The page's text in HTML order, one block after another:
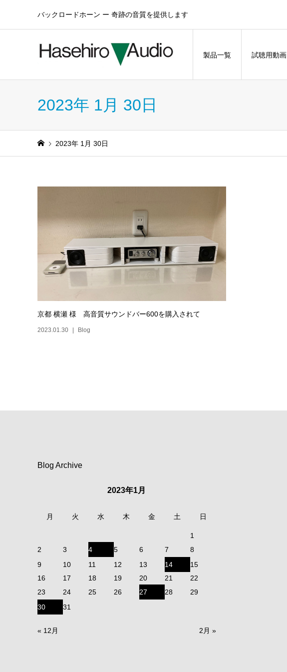
バックロードホーン ー 奇跡の音質を提供します
製品一覧 試聴用動画
2023年 1月 30日
2023年 1月 30日
京都 横瀬 様 高音質サウンドバー600を購入されて
2023.01.30 Blog
Blog Archive
2023年1月
月 火 水 木 金 土 日
1
2
3 4 5 6 7
8
9
10 11 12 13 14
15
16
17 18 19 20 21
22
23
24 25 26 27 28
29
30
31
« 12月 2月 »